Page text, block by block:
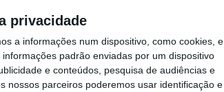
privacidade
a informações num dispositivo, como cookies, e
padrão enviadas por um dispositivo
e conteúdos, pesquisa de audiências e
nossos parceiros poderemos usar identificação e
da Ducati